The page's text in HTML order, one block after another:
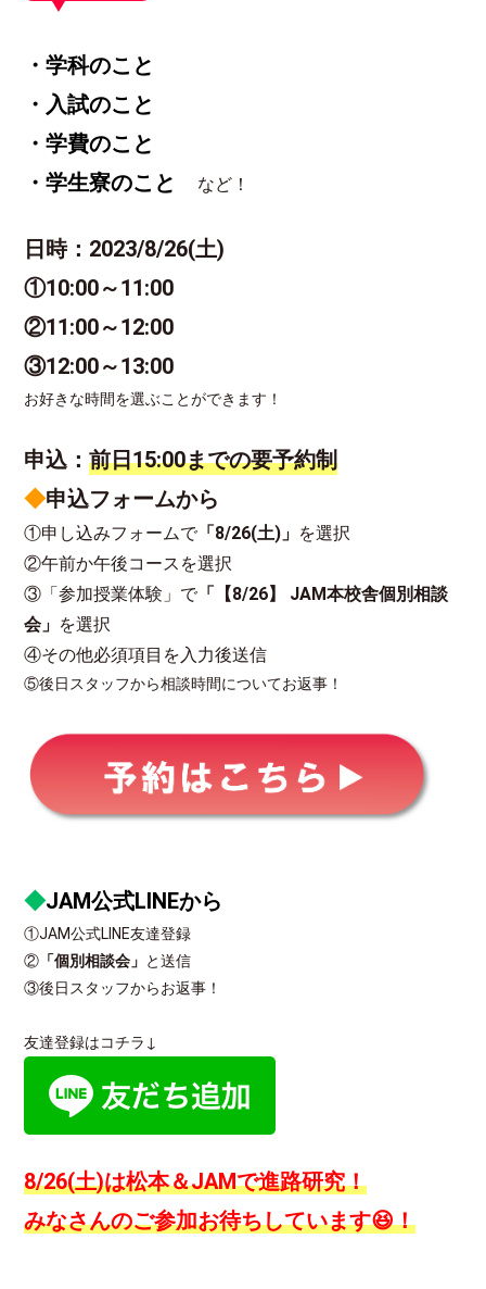
・学科のこと
・入試のこと
・学費のこと
・学生寮のこと
など！
日時：2023/8/26(土)
①10:00～11:00
②11:00～12:00
③12:00～13:00
お好きな時間を選ぶことができます！
申込：前日15:00までの要予約制
◆申込フォームから
①申し込みフォームで「8/26(土)」 を選択
②午前か午後コースを選択
③「参加授業体験」で「【8/26】 JAM本校舎個別相談
会」 を選択
④その他必須項目を入力後送信
⑤後日スタッフから相談時間についてお返事！
◆JAM公式LINEから
①JAM公式LINE友達登録
② 「個別相談会」 と送信
③後日スタッフからお返事！
友達登録はコチラ↓
8/26(土)は松本＆JAMで進路研究！
みなさんのご参加お待ちしています😆！